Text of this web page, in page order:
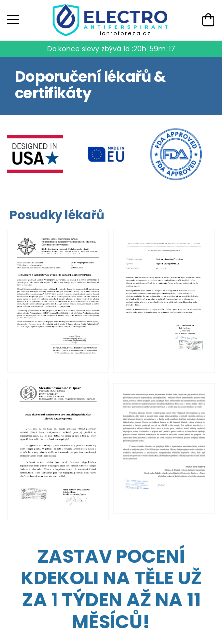
iontoforeza.cz
Do konce slevy zbývá 1d :20h :59m :16
Doporučení lékařů &
certifikáty
Posudky lékařů
ZASTAV POCENÍ
KDEKOLI NA TĚLE UŽ
ZA 1 TÝDEN AŽ NA 11
MĚSÍCŮ!